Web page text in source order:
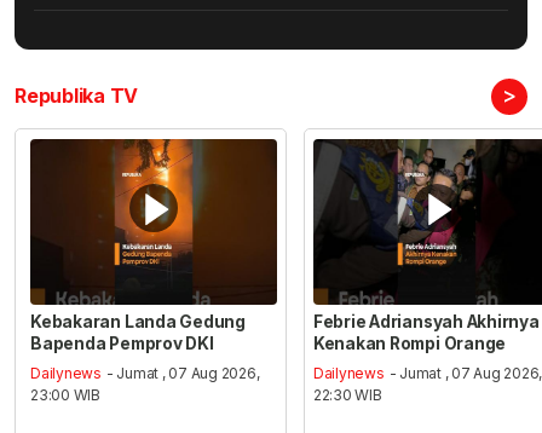
Republika TV >
Kebakaran Landa Gedung
Bapenda Pemprov DKI
Dailynews - Jumat , 07 Aug 2026,
23:00 WIB
Febrie Adriansyah Akhirnya
Kenakan Rompi Orange
Dailynews - Jumat , 07 Aug 2026,
22:30 WIB